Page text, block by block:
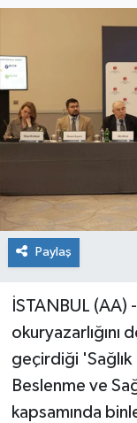
Paylaş
İSTANBUL (AA)
okuryazarlığını
geçirdiği
Beslenme ve
kapsamında